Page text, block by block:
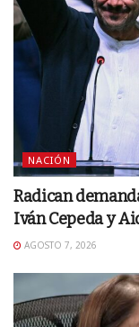
NACIÓN
Radican
Iván Cepeda y
AGOSTO 7, 2026